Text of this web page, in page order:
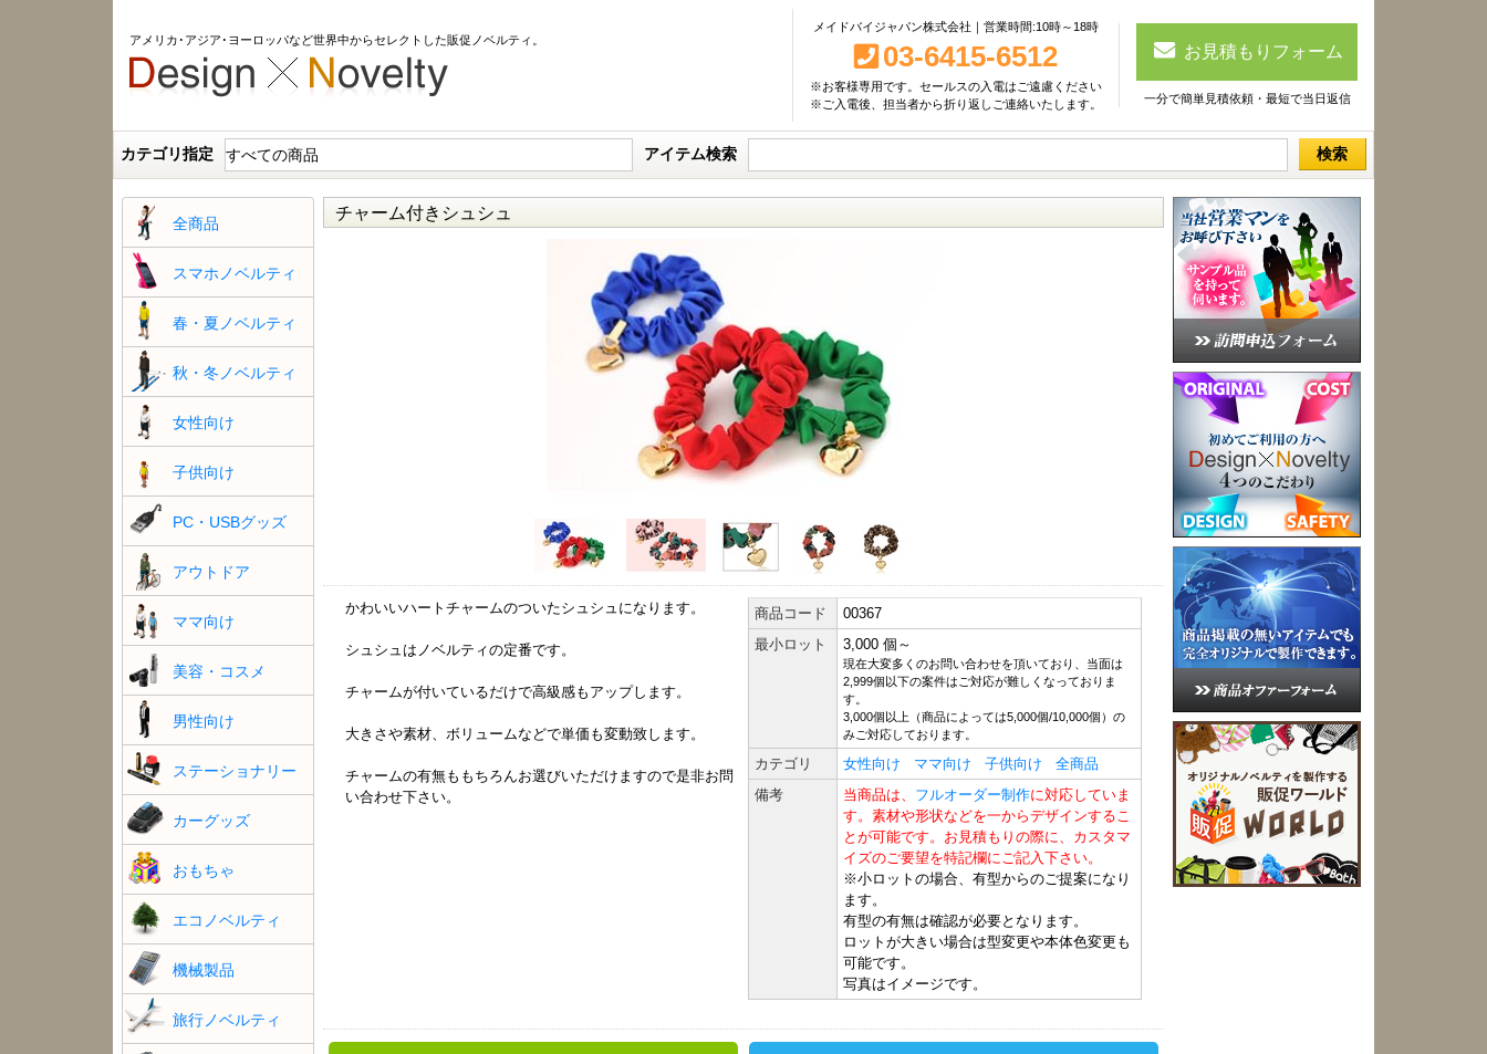
アメリカ･アジア･ヨーロッパなど世界中からセレクトした販促ノベルティ。
メイドバイジャパン株式会社｜営業時間:10時～18時
03-6415-6512
※お客様専用です。セールスの入電はご遠慮ください
※ご入電後、担当者から折り返しご連絡いたします。
お見積もりフォーム
一分で簡単見積依頼・最短で当日返信
カテゴリ指定 アイテム検索 検索
全商品
スマホノベルティ
春・夏ノベルティ
秋・冬ノベルティ
女性向け
子供向け
PC・USBグッズ
アウトドア
ママ向け
美容・コスメ
男性向け
ステーショナリー
カーグッズ
おもちゃ
エコノベルティ
機械製品
旅行ノベルティ
チャーム付きシュシュ
かわいいハートチャームのついたシュシュになります。
シュシュはノベルティの定番です。
チャームが付いているだけで高級感もアップします。
大きさや素材、ボリュームなどで単価も変動致します。
チャームの有無ももちろんお選びいただけますので是非お問
い合わせ下さい。
商品コード
00367
最小ロット
3,000 個～
現在大変多くのお問い合わせを頂いており、当面は
2,999個以下の案件はご対応が難しくなっておりま
す。
3,000個以上（商品によっては5,000個/10,000個）の
みご対応しております。
カテゴリ 女性向け ママ向け 子供向け
全商品
備考
当商品は、 フルオーダー制作に対応していま
す。素材や形状などを一からデザインするこ
とが可能です。お見積もりの際に、カスタマ
イズのご要望を特記欄にご記入下さい。
※小ロットの場合、有型からのご提案になり
ます。
有型の有無は確認が必要となります。
ロットが大きい場合は型変更や本体色変更も
可能です。
写真はイメージです。